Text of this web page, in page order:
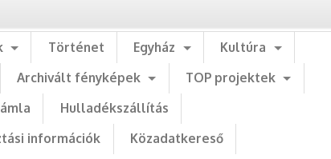
Történet Egyház
Kultúra
Archivált fényképek
TOP projektek
Hulladékszállítás
információk
Közadatkereső